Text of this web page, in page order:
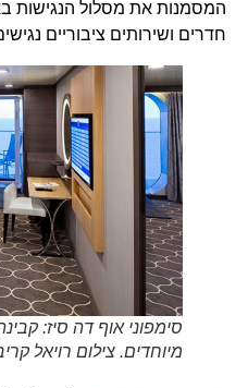
המסמנות את מסלול הנגישות
חדרים ושירותים ציבוריים נגישים.
סימפוני אוף דה סיז:
מיוחדים. צילום רויאל